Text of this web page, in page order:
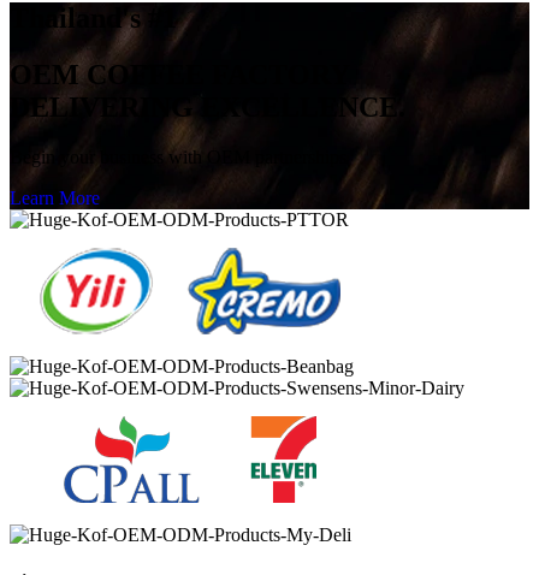
Thailand's #1
OEM COFFEE FACTORY
DELIVERING EXCELLENCE.
Begin your business with OEM partnerships
Learn More